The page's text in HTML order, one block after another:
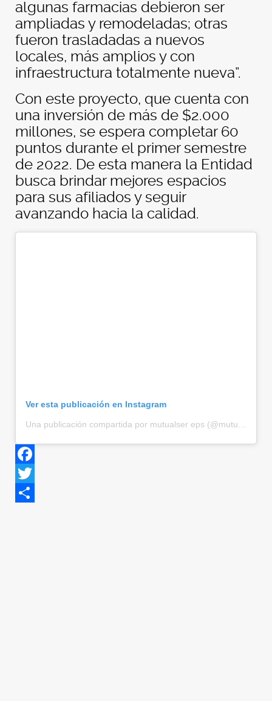
algunas farmacias debieron ser
ampliadas y remodeladas; otras
fueron trasladadas a nuevos
locales, más amplios y con
infraestructura totalmente nueva”.
Con este proyecto, que cuenta con
una inversión de más de $2.000
millones, se espera completar 60
puntos durante el primer semestre
de 2022. De esta manera la Entidad
busca brindar mejores espacios
para sus afiliados y seguir
avanzando hacia la calidad.
Ver esta publicación en Instagram
Una publicación compartida por mutualser eps (@mutualser)
Facebook
Twitter